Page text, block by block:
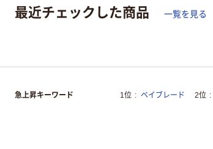
最近チェックした商品 一覧を見る
急上昇キーワード 1位 ベイブレード 2位